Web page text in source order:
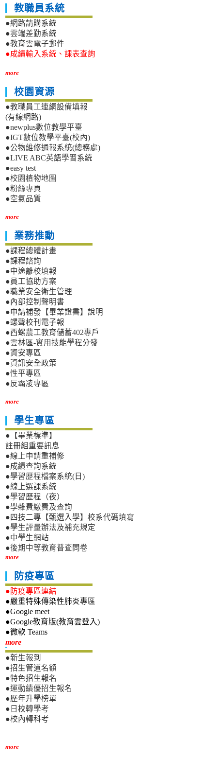
教職員系統
●網路請購系統
●雲端差勤系統
●教育雲電子郵件
●成績輸入系統、課表查詢
more
校園資源
●教職員工連網設備填報
(有線網路)
●newplus數位教學平臺
●IGT數位教學平臺(校內)
●公物維修通報系統(總務處)
●LIVE ABC英語學習系統
●easy test
●校園植物地圖
●粉絲專頁
●空氣品質
more
業務推動
●課程總體計畫
●課程諮詢
●中途離校填報
●員工協助方案
●職業安全衛生管理
●內部控制聲明書
●申請補發【畢業證書】說明
●螺聲校刊電子報
●西螺農工教育儲蓄402專戶
●雲林區-實用技能學程分發
●資安專區
●資訊安全政策
●性平專區
●反霸凌專區
more
學生專區
●【畢業標準】
註冊組重要訊息
●線上申請重補修
●成績查詢系統
●學習歷程檔案系統(日)
●線上選課系統
●學習歷程（夜）
●學雜費繳費及查詢
●四技二專【甄選入學】校系代碼填寫
●學生評量辦法及補充規定
●中學生網站
●後期中等教育普查問卷
more
防疫專區
●防疫專區連結
●嚴重特殊傳染性肺炎專區
●Google meet
●Google教育版(教育雲登入)
●微軟 Teams
more新生專區
●新生報到
●招生管道名額
●特色招生報名
●運動績優招生報名
●歷年升學榜單
●日校轉學考
●校內轉科考
more